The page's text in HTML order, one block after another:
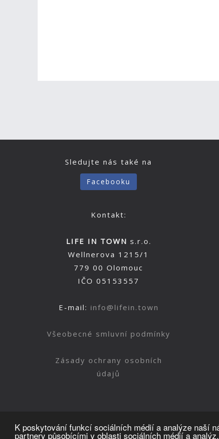
K poskytování funkcí sociálních médií a analýze naší
partnery působícími v oblasti sociálních médií a analýz.
Sledujte nás také na
Facebooku
Kontakt:
LIFE IN TOWN s.r.o.
Wellnerova 1215/1
779 00 Olomouc
IČO 05153557
E-mail: info@lifein.town
Všeobecné smluvní podmínky
Zásady ochrany osobních
údajů